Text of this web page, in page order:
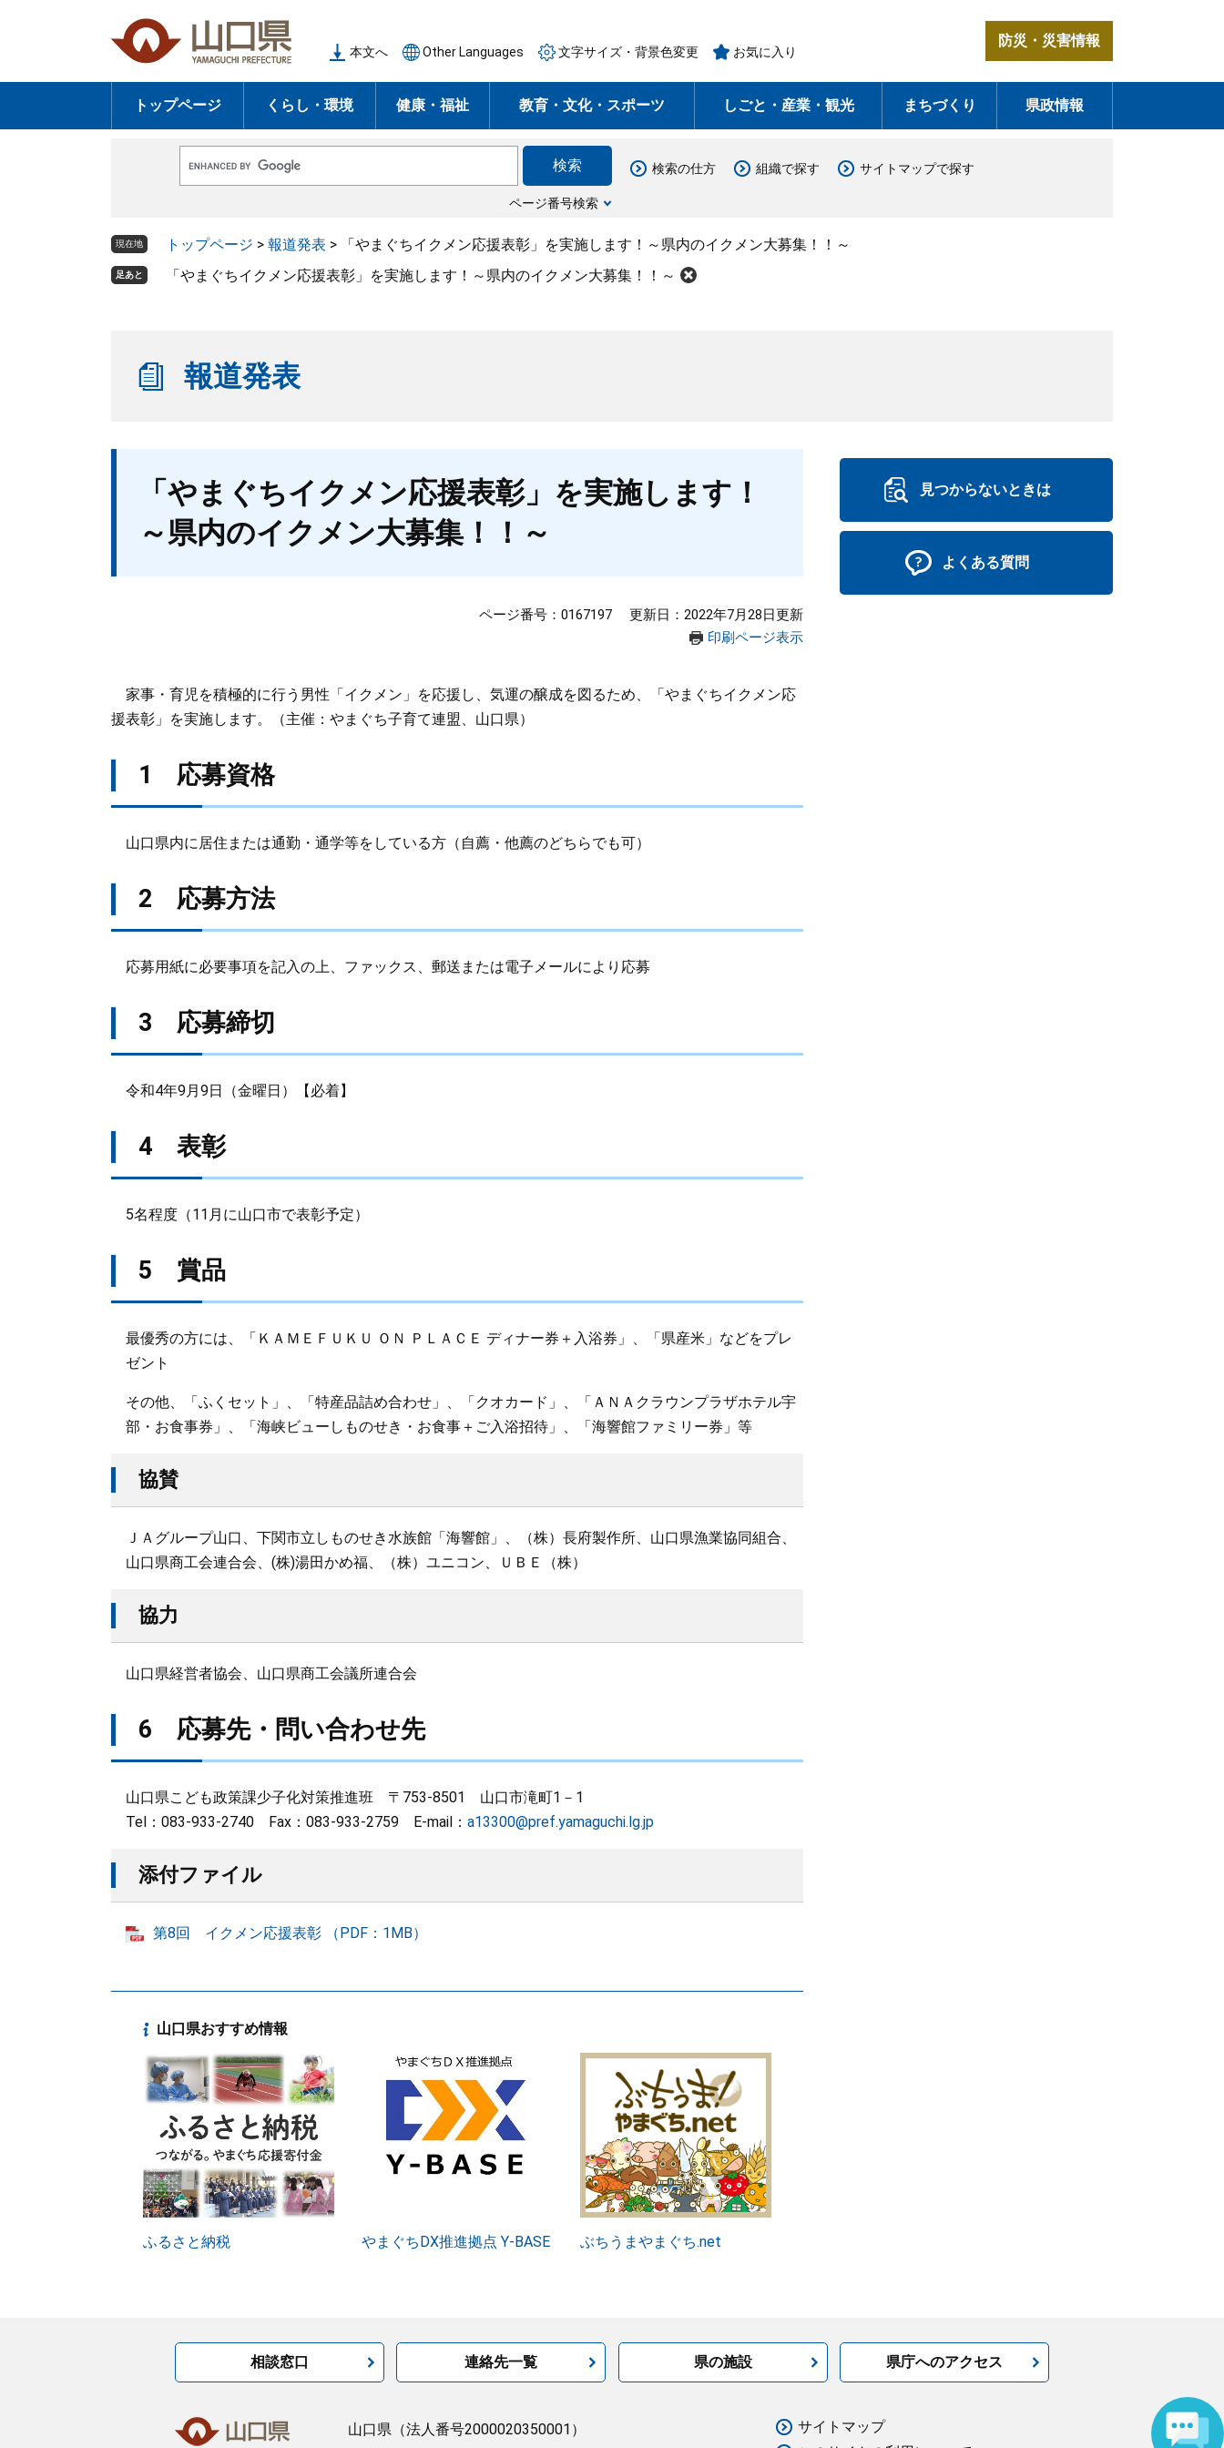
の
頭
ー
飛
本文へ Other Languages 文字サイズ・背景色変更 お気に入り
防災・災害情報
トップページ くらし・環境 健康・福祉 教育・文化・スポーツ しごと・産業・観光 まちづくり 県政情報
o
e
ス
ページ番号検索
検索の仕方 組織で探す サイトマップで探す
現在地 トップページ > 報道発表 > 「やまぐちイクメン応援表彰」を実施します！～県内のイクメン大募集！！～
足あと 「やまぐちイクメン応援表彰」を実施します！～県内のイクメン大募集！！～
報道発表
「やまぐちイクメン応援表彰」を実施します！
～県内のイクメン大募集！！～
ページ番号：0167197
更新日：2022年7月28日更新
印刷ページ表示
家事・育児を積極的に行う男性「イクメン」を応援し、気運の醸成を図るため、「やまぐちイクメン応
援表彰」を実施します。（主催：やまぐち子育て連盟、山口県）
1 応募資格
山口県内に居住または通勤・通学等をしている方（自薦・他薦のどちらでも可）
2 応募方法
応募用紙に必要事項を記入の上、ファックス、郵送または電子メールにより応募
3 応募締切
令和4年9月9日（金曜日）【必着】
4 表彰
5名程度（11月に山口市で表彰予定）
5 賞品
最優秀の方には、「ＫＡＭＥＦＵＫＵ ＯＮ ＰＬＡＣＥ ディナー券＋入浴券」、「県産米」などをプレ
ゼント
その他、「ふくセット」、「特産品詰め合わせ」、「クオカード」、「ＡＮＡクラウンプラザホテル宇
部・お食事券」、「海峡ビューしものせき・お食事＋ご入浴招待」、「海響館ファミリー券」等
協賛
ＪＡグループ山口、下関市立しものせき水族館「海響館」、（株）長府製作所、山口県漁業協同組合、
山口県商工会連合会、(株)湯田かめ福、（株）ユニコン、ＵＢＥ（株）
協力
山口県経営者協会、山口県商工会議所連合会
6 応募先・問い合わせ先
山口県こども政策課少子化対策推進班 〒753-8501 山口市滝町1－1
Tel：083-933-2740 Fax：083-933-2759 E-mail： a13300@pref.yamaguchi.lg.jp
添付ファイル
第8回 イクメン応援表彰 （PDF：1MB）
山口県おすすめ情報
ふるさと納税 やまぐちDX推進拠点 Y-BASE ぶちうまやまぐち.net
見つからないときは
よくある質問
相談窓口 連絡先一覧 県の施設 県庁へのアクセス
山口県 （法人番号2000020350001）
サイトマップ